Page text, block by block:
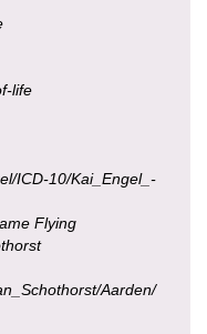
life
ICD-10/Kai_Engel_-
Flying
Aarden/